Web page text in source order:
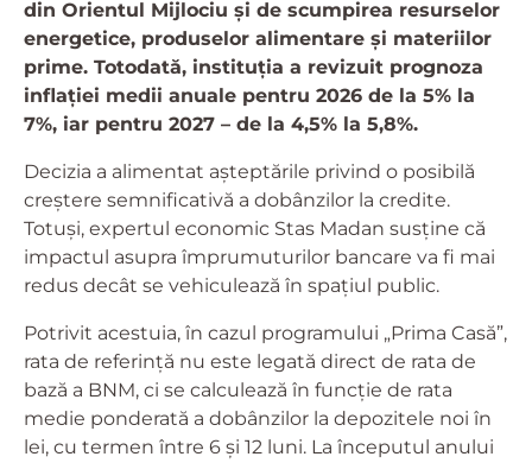
din Orientul Mijlociu și de scumpirea resurselor
energetice, produselor alimentare și materiilor
prime. Totodată, instituția a revizuit prognoza
inflației medii anuale pentru 2026 de la 5% la
7%, iar pentru 2027 – de la 4,5% la 5,8%.
Decizia a alimentat așteptările privind o posibilă
creștere semnificativă a dobânzilor la credite.
Totuși, expertul economic Stas Madan susține că
impactul asupra împrumuturilor bancare va fi mai
redus decât se vehiculează în spațiul public.
Potrivit acestuia, în cazul programului „Prima Casă”,
rata de referință nu este legată direct de rata de
bază a BNM, ci se calculează în funcție de rata
medie ponderată a dobânzilor la depozitele noi în
lei, cu termen între 6 și 12 luni. La începutul anului